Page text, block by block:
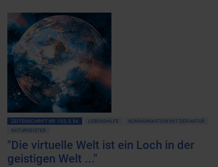
ZEITENSCHRIFT NR. 103, S.54 LEBENSHILFE
KOMMUNIKATION MIT DER NATUR
NATURGEISTER
"Die virtuelle Welt ist ein Loch in der
geistigen Welt ..."